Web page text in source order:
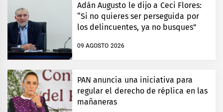
Adán Augusto le dijo a Ceci Flores:
“Si no quieres ser perseguida por
los delincuentes, ya no busques”
09 AGOSTO 2026
PAN anuncia una iniciativa para
regular el derecho de réplica en las
mañaneras